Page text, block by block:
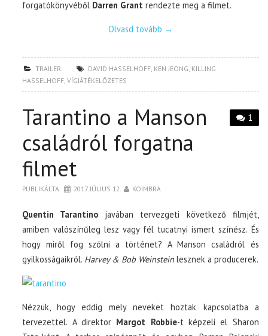
forgatókönyvéből Darren Grant rendezte meg a filmet.
Olvasd tovább →
TRAILER DAVID HASSELHOFF, KEN JEONG, KILLING
HASSELHOFF,VÍGJÁTÉKELŐZETES
1
Tarantino a Manson
családról forgatna
filmet
PUBLIKÁLTA 2017. JÚLIUS 12. KOIMBRA
Quentin Tarantino javában tervezgeti következő filmjét,
amiben valószínűleg lesz vagy fél tucatnyi ismert színész. És
hogy miről fog szólni a történet? A Manson családról és
gyilkosságaikról. Harvey & Bob Weinsteinlesznek a producerek.
Nézzük, hogy eddig mely neveket hoztak kapcsolatba a
tervezettel. A direktor Margot Robbie-t képzeli el Sharon